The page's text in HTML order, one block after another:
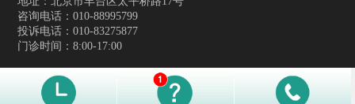
咨询电话：010-88995799
投诉电话：010-83275877
门诊时间：8:00-17:00